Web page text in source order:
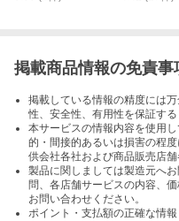
掲載商品情報の免責事
掲載している情報の精度には
性、安全性、有用性を保証する
本サービスの情報内容を使用
的・間接的あるいは損害の程
供会社各社および商品販売店
製品に関しましては製造元へ
問、各店舗サービスの内容、
お問い合わせください。
ポイント・支払額の正確な情